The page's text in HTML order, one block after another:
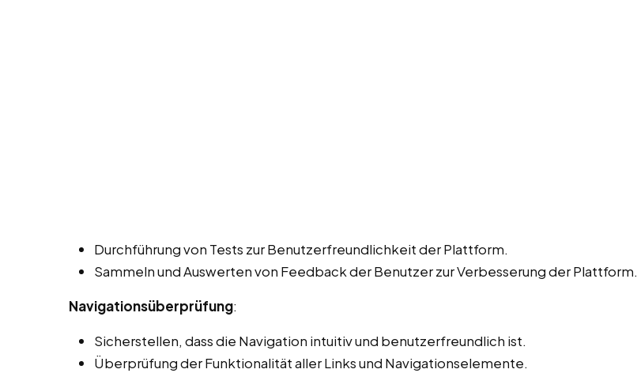
Durchführung von Tests zur Benutzerfreundlichkeit der Plattform.
Sammeln und Auswerten von Feedback der Benutzer zur Verbesserung der Plattform.
Navigationsüberprüfung:
Sicherstellen, dass die Navigation intuitiv und benutzerfreundlich ist.
Überprüfung der Funktionalität aller Links und Navigationselemente.